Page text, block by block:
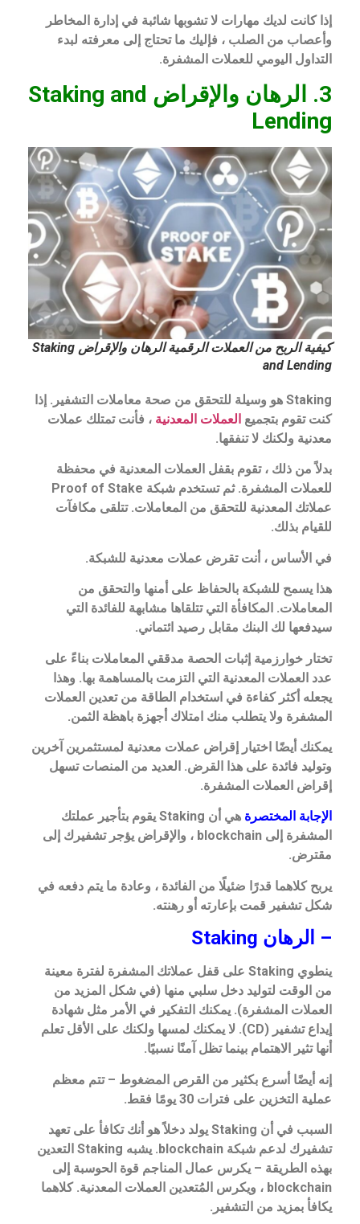
إذا كانت لديك مهارات لا تشوبها شائبة في إدارة المخاطر
وأعصاب من الصلب ، فإليك ما تحتاج إلى معرفته لبدء
التداول اليومي للعملات المشفرة.
3. الرهان والإقراض Staking and
Lending
كيفية الربح من العملات الرقمية الرهان والإقراض Staking
and Lending
Staking هو وسيلة للتحقق من صحة معاملات التشفير. إذا
كنت تقوم بتجميع العملات المعدنية ، فأنت تمتلك عملات
معدنية ولكنك لا تنفقها.
بدلاً من ذلك ، تقوم بقفل العملات المعدنية في محفظة
للعملات المشفرة. ثم تستخدم شبكة Proof of Stake
عملاتك المعدنية للتحقق من المعاملات. تتلقى مكافآت
للقيام بذلك.
في الأساس ، أنت تقرض عملات معدنية للشبكة.
هذا يسمح للشبكة بالحفاظ على أمنها والتحقق من
المعاملات. المكافأة التي تتلقاها مشابهة للفائدة التي
سيدفعها لك البنك مقابل رصيد ائتماني.
تختار خوارزمية إثبات الحصة مدققي المعاملات بناءً على
عدد العملات المعدنية التي التزمت بالمساهمة بها. وهذا
يجعله أكثر كفاءة في استخدام الطاقة من تعدين العملات
المشفرة ولا يتطلب منك امتلاك أجهزة باهظة الثمن.
يمكنك أيضًا اختيار إقراض عملات معدنية لمستثمرين آخرين
وتوليد فائدة على هذا القرض. العديد من المنصات تسهل
إقراض العملات المشفرة.
الإجابة المختصرة
هي أن Staking يقوم بتأجير عملتك
المشفرة إلى blockchain ، والإقراض يؤجر تشفيرك إلى
مقترض.
يربح كلاهما قدرًا ضئيلًا من الفائدة ، وعادة ما يتم دفعه في
شكل تشفير قمت بإعارته أو رهنته.
– الرهان Staking
ينطوي Staking على قفل عملاتك المشفرة لفترة معينة
من الوقت لتوليد دخل سلبي منها (في شكل المزيد من
العملات المشفرة). يمكنك التفكير في الأمر مثل شهادة
إيداع تشفير (CD). لا يمكنك لمسها ولكنك على الأقل تعلم
أنها تثير الاهتمام بينما تظل آمنًا نسبيًا.
إنه أيضًا أسرع بكثير من القرص المضغوط – تتم معظم
عملية التخزين على فترات 30 يومًا فقط.
السبب في أن Staking يولد دخلاً هو أنك تكافأ على تعهد
تشفيرك لدعم شبكة blockchain. يشبه Staking التعدين
بهذه الطريقة – يكرس عمال المناجم قوة الحوسبة إلى
blockchain ، ويكرس المُتعدين العملات المعدنية. كلاهما
يكافأ بمزيد من التشفير.